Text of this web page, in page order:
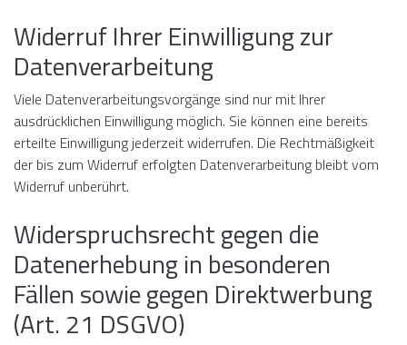
Widerruf Ihrer Einwilligung zur
Datenverarbeitung
Viele Datenverarbeitungsvorgänge sind nur mit Ihrer
ausdrücklichen Einwilligung möglich. Sie können eine bereits
erteilte Einwilligung jederzeit widerrufen. Die Rechtmäßigkeit
der bis zum Widerruf erfolgten Datenverarbeitung bleibt vom
Widerruf unberührt.
Widerspruchsrecht gegen die
Datenerhebung in besonderen
Fällen sowie gegen Direktwerbung
(Art. 21 DSGVO)